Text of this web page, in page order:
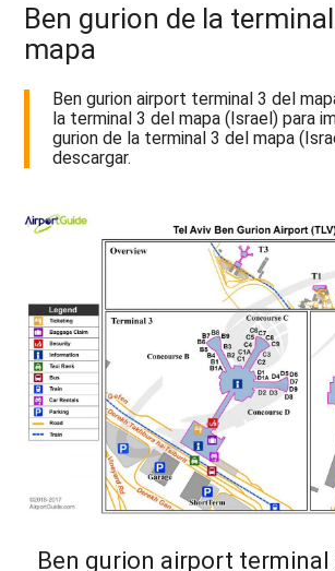
Ben gurion de la
mapa
Ben gurion airport terminal 3 del
la terminal 3 del mapa (Israel) para
gurion de la terminal 3 del mapa
descargar.
Ben gurion airport terminal